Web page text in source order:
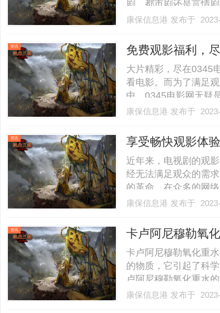
剧、都市剧还是言情
的社会中，人们的生
免费在线观看电视剧
康保信息港 发布于
资讯 免费观影福利，
大片精彩，尽在0345
看电影。而为了满足
中，0345电影网无疑
资源，而且完全免费
经典的老电影、欧美
康保信息港 发布于
资讯 享受畅快观影体
近年来，电视剧的观
经无法满足观众的需
的革命。在众多的网
台，它提供免费在线
热播剧、经典剧集还
康保信息港 发布于
资讯 卡卢阿尼穆勒氧
卡卢阿尼穆勒氧化重
的物质，它引起了科
卢阿尼穆勒氧化重水
们对卡卢阿尼穆勒氧
康保信息港 发布于